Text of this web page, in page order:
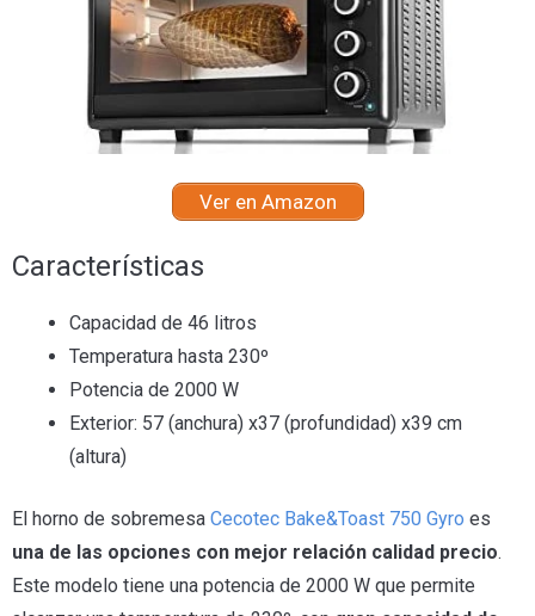
Ver en Amazon
Características
Capacidad de 46 litros
Temperatura hasta 230º
Potencia de 2000 W
Exterior: 57 (anchura) x37 (profundidad) x39 cm
(altura)
El horno de sobremesa Cecotec Bake&Toast 750 Gyro es
una de las opciones con mejor relación calidad precio.
Este modelo tiene una potencia de 2000 W que permite